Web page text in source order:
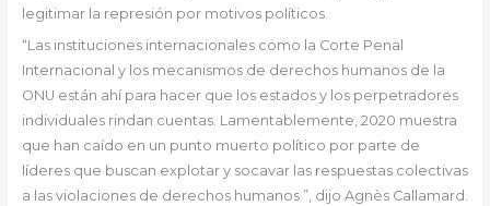
legitimar la represión por motivos políticos.
“Las instituciones internacionales como la Corte Penal
Internacional y los mecanismos de derechos humanos de la
ONU están ahí para hacer que los estados y los perpetradores
individuales rindan cuentas. Lamentablemente, 2020 muestra
que han caído en un punto muerto político por parte de
líderes que buscan explotar y socavar las respuestas colectivas
a las violaciones de derechos humanos ”, dijo Agnès Callamard.